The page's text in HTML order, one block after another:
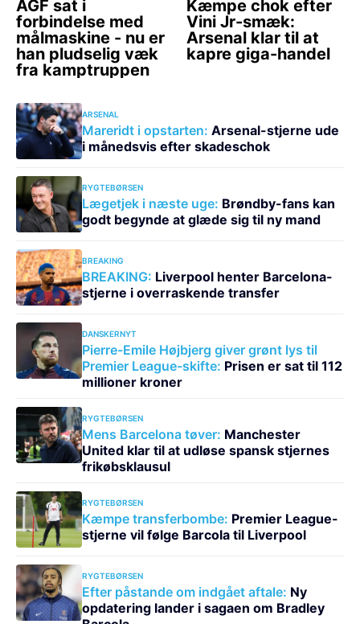
ARSENAL
Mareridt i opstarten: Arsenal-stjerne ude
i månedsvis efter skadeschok
RYGTEBØRSEN
Lægetjek i næste uge: Brøndby-fans kan
godt begynde at glæde sig til ny mand
BREAKING
BREAKING: Liverpool henter Barcelona-
stjerne i overraskende transfer
DANSKERNYT
Pierre-Emile Højbjerg giver grønt lys til
Premier League-skifte: Prisen er sat til 112
millioner kroner
RYGTEBØRSEN
Mens Barcelona tøver: Manchester
United klar til at udløse spansk stjernes
frikøbsklausul
RYGTEBØRSEN
Kæmpe transferbombe: Premier League-
stjerne vil følge Barcola til Liverpool
RYGTEBØRSEN
Efter påstande om indgået aftale: Ny
opdatering lander i sagaen om Bradley